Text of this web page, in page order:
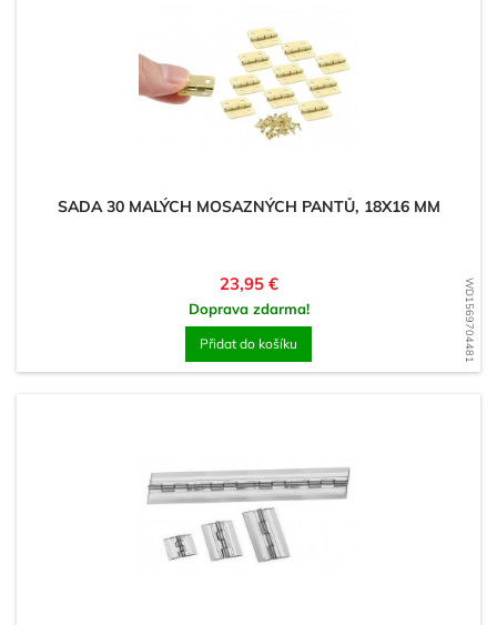
WD1569704481
SADA 30 MALÝCH MOSAZNÝCH PANTŮ, 18X16 MM
Cena
23,95 €
Doprava zdarma!
Přidat do košíku